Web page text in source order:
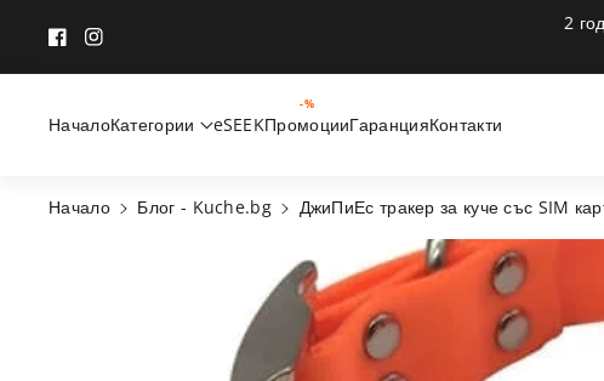
FacebookInstagram
2
НачалоКатегории eSEEK
-%
ПромоцииГаранцияКонтакти
Начало Блог - Kuche.bg ДжиПиЕс тракер за куче със SIM